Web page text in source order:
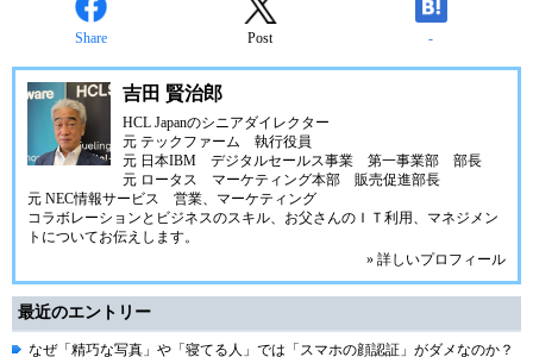
Share Post -
吉田 賢治郎
HCL Japanのシニアダイレクター
元 テックファーム 執行役員
元 日本IBM デジタルセールス事業 第一事業部 部長
元 ロータス マーケティング本部 販売促進部長
元 NEC情報サービス 営業、マーケティング
コラボレーションとビジネスのスキル、お父さんのＩＴ利用、マネジメン
トについてお伝えします。
» 詳しいプロフィール
最近のエントリー
なぜ「精巧な写真」や「寝てる人」では「スマホの顔認証」がダメなのか？